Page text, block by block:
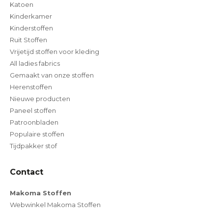
Katoen
Kinderkamer
Kinderstoffen
Ruit Stoffen
Vrijetijd stoffen voor kleding
All ladies fabrics
Gemaakt van onze stoffen
Herenstoffen
Nieuwe producten
Paneel stoffen
Patroonbladen
Populaire stoffen
Tijdpakker stof
Contact
Makoma Stoffen
Webwinkel Makoma Stoffen